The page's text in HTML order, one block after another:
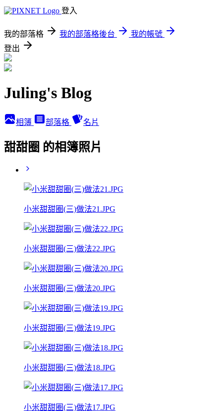
登入
我的部落格 我的部落格後台
我的帳號
登出
Juling's Blog
相簿 部落格 名片
甜甜圈 的相簿照片
小米甜甜圈(三)做法21.JPG
小米甜甜圈(三)做法22.JPG
小米甜甜圈(三)做法20.JPG
小米甜甜圈(三)做法19.JPG
小米甜甜圈(三)做法18.JPG
小米甜甜圈(三)做法17.JPG